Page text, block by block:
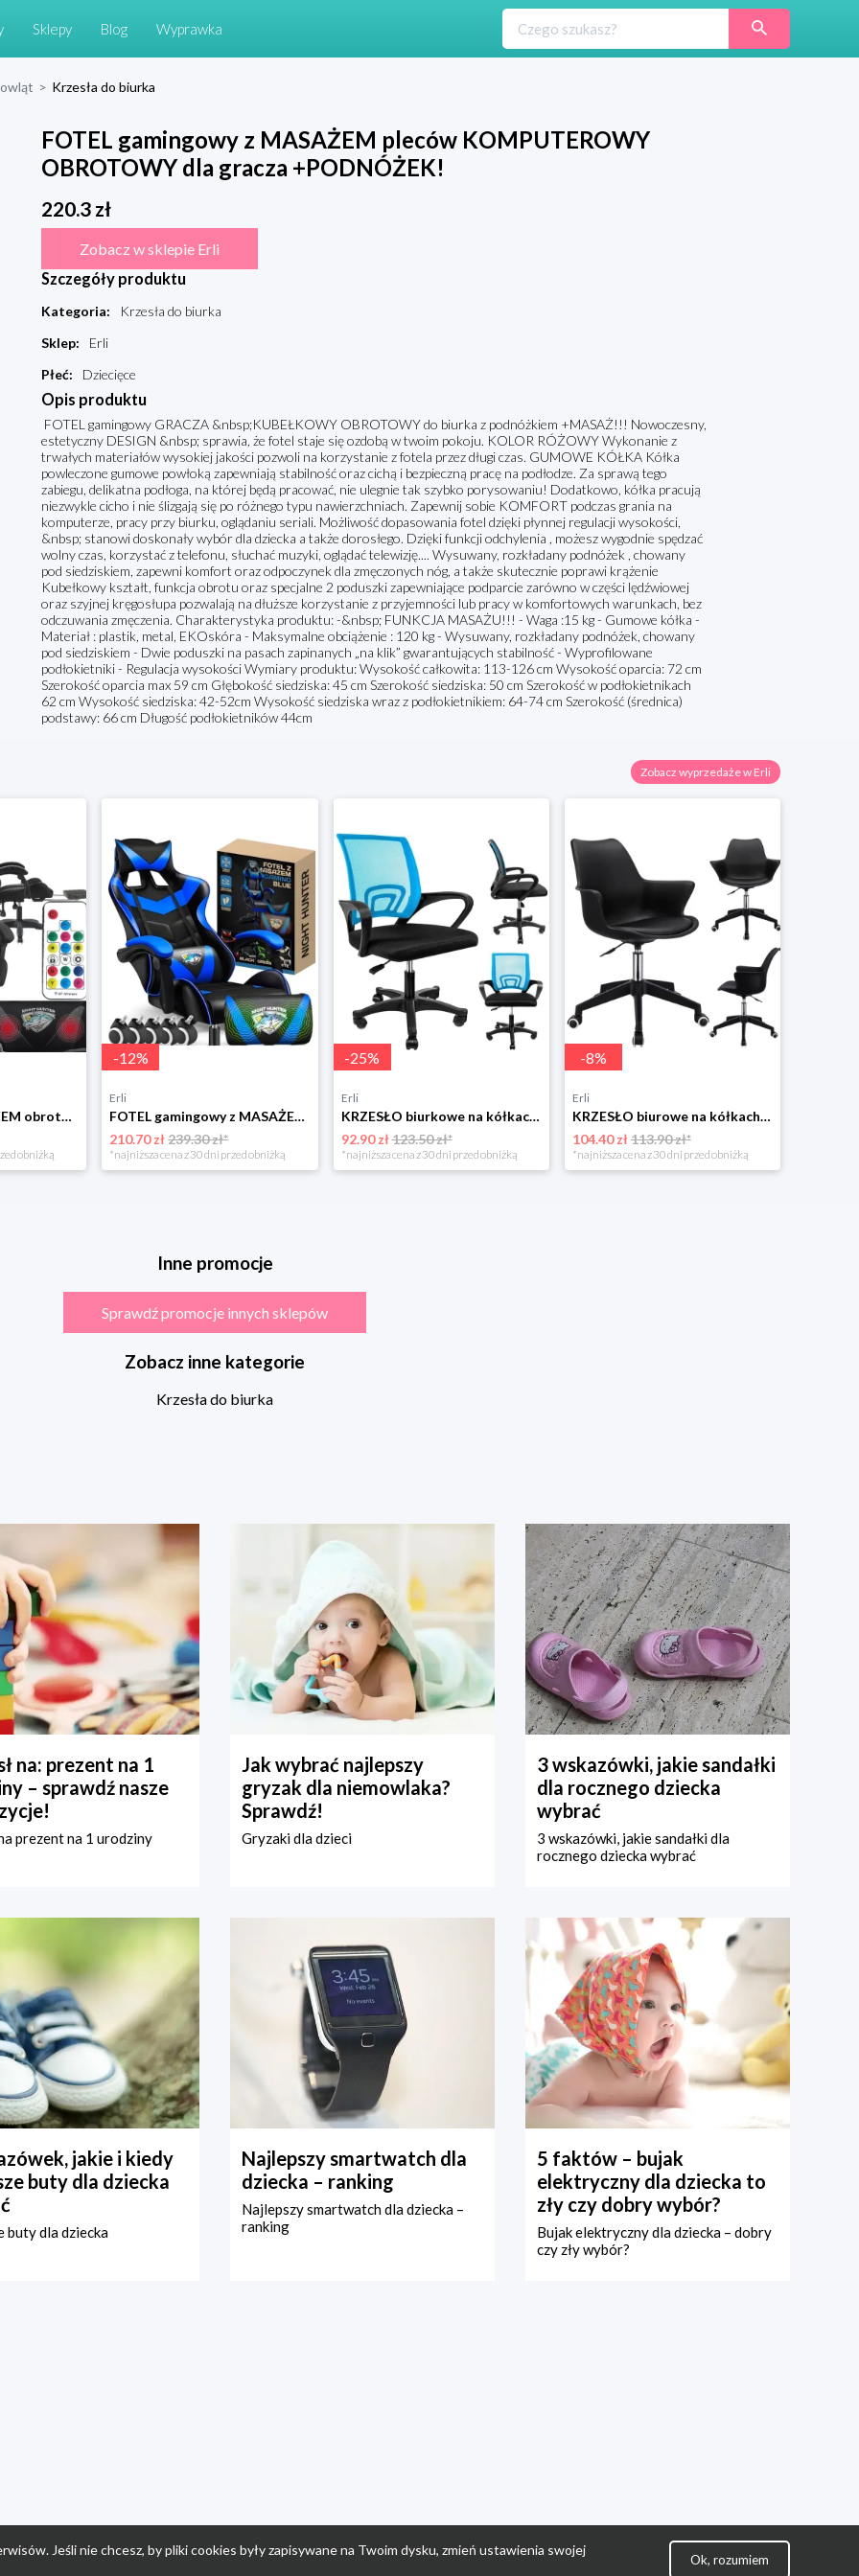
Sklepy Blog Wyprawka
> Krzesła do biurka
FOTEL gamingowy z MASAŻEM pleców KOMPUTEROWY
OBROTOWY dla gracza +PODNÓŻEK!
220.3zł
Zobacz w sklepie Erli
Szczegóły produktu
Kategoria:
Krzesła do biurka
Sklep:
Erli
Płeć: Dziecięce
Opis produktu
FOTEL gamingowy GRACZA &nbsp;KUBEŁKOWY OBROTOWY do biurka z podnóżkiem +MASAŻ!!! Nowoczesny,
estetyczny DESIGN &nbsp; sprawia, że fotel staje się ozdobą w twoim pokoju. KOLOR RÓŻOWY Wykonanie z
trwałych materiałów wysokiej jakości pozwoli na korzystanie z fotela przez długi czas. GUMOWE KÓŁKA Kółka
powleczone gumowe powłoką zapewniają stabilność oraz cichą i bezpieczną pracę na podłodze. Za sprawą tego
zabiegu, delikatna podłoga, na której będą pracować, nie ulegnie tak szybko porysowaniu! Dodatkowo, kółka pracują
niezwykle cicho i nie ślizgają się po różnego typu nawierzchniach. Zapewnij sobie KOMFORT podczas grania na
komputerze, pracy przy biurku, oglądaniu seriali. Możliwość dopasowania fotel dzięki płynnej regulacji wysokości,
&nbsp; stanowi doskonały wybór dla dziecka a także dorosłego. Dzięki funkcji odchylenia , możesz wygodnie spędzać
wolny czas, korzystać z telefonu, słuchać muzyki, oglądać telewizję.... Wysuwany, rozkładany podnóżek , chowany
pod siedziskiem, zapewni komfort oraz odpoczynek dla zmęczonych nóg, a także skutecznie poprawi krążenie
Kubełkowy kształt, funkcja obrotu oraz specjalne 2 poduszki zapewniające podparcie zarówno w części lędźwiowej
oraz szyjnej kręgosłupa pozwalają na dłuższe korzystanie z przyjemności lub pracy w komfortowych warunkach, bez
odczuwania zmęczenia. Charakterystyka produktu: -&nbsp; FUNKCJA MASAŻU!!! - Waga :15 kg - Gumowe kółka -
Materiał : plastik, metal, EKOskóra - Maksymalne obciążenie : 120 kg - Wysuwany, rozkładany podnóżek, chowany
pod siedziskiem - Dwie poduszki na pasach zapinanych „na klik” gwarantujących stabilność - Wyprofilowane
podłokietniki - Regulacja wysokości Wymiary produktu: Wysokość całkowita: 113-126 cm Wysokość oparcia: 72 cm
Szerokość oparcia max 59 cm Głębokość siedziska: 45 cm Szerokość siedziska: 50 cm Szerokość w podłokietnikach
62 cm Wysokość siedziska: 42-52cm Wysokość siedziska wraz z podłokietnikiem: 64-74 cm Szerokość (średnica)
podstawy: 66 cm Długość podłokietników 44cm
Zobacz wyprzedaże w Erli
Fotel LED z MASAŻEM obrotowy TKANINA gamingowy KOMPUTEROWY gracza PODNÓŻEK!
obniżką
-12%
Erli
FOTEL gamingowy z MASAŻEM pleców KOMPUTEROWY OBROTOWY dla gracza!
210.70 zł239.30 zł*
*najniższa cena z 30 dni przed obniżką
-25%
Erli
KRZESŁO biurkowe na kółkach OBROTOWE do biurka fotel SMART biurowy JUMI
92.90 zł123.50 zł*
*najniższa cena z 30 dni przed obniżką
-8%
Erli
KRZESŁO biurowe na kółkach OBROTOWE biura fotel INEZ profilowany JUMIhome
104.40 zł113.90 zł*
*najniższa cena z 30 dni przed obniżką
Inne promocje
Sprawdź promocje innych sklepów
Zobacz inne kategorie
Krzesła do biurka
na: prezent na 1
– sprawdź nasze
prezent na 1 urodziny
Jak wybrać najlepszy
gryzak dla niemowlaka?
Sprawdź!
Gryzaki dla dzieci
3 wskazówki, jakie sandałki
dla rocznego dziecka
wybrać
3 wskazówki, jakie sandałki dla
rocznego dziecka wybrać
jakie i kiedy
buty dla dziecka
buty dla dziecka
Najlepszy smartwatch dla
dziecka – ranking
Najlepszy smartwatch dla dziecka –
ranking
5 faktów – bujak
elektryczny dla dziecka to
zły czy dobry wybór?
Bujak elektryczny dla dziecka – dobry
czy zły wybór?
Jeśli nie chcesz, by pliki cookies były zapisywane na Twoim dysku, zmień ustawienia swojej
Ok, rozumiem